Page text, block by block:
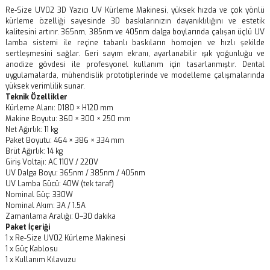
Re-Size UV02 3D Yazıcı UV Kürleme Makinesi, yüksek hızda ve çok yönlü
kürleme özelliği sayesinde 3D baskılarınızın dayanıklılığını ve estetik
kalitesini artırır. 365nm, 385nm ve 405nm dalga boylarında çalışan üçlü UV
lamba sistemi ile reçine tabanlı baskıların homojen ve hızlı şekilde
sertleşmesini sağlar. Geri sayım ekranı, ayarlanabilir ışık yoğunluğu ve
anodize gövdesi ile profesyonel kullanım için tasarlanmıştır. Dental
uygulamalarda, mühendislik prototiplerinde ve modelleme çalışmalarında
yüksek verimlilik sunar.
Teknik Özellikler
Kürleme Alanı: D180 × H120 mm
Makine Boyutu: 360 × 300 × 250 mm
Net Ağırlık: 11 kg
Paket Boyutu: 464 × 386 × 334 mm
Brüt Ağırlık: 14 kg
Giriş Voltajı: AC 110V / 220V
UV Dalga Boyu: 365nm / 385nm / 405nm
UV Lamba Gücü: 40W (tek taraf)
Nominal Güç: 330W
Nominal Akım: 3A / 1.5A
Zamanlama Aralığı: 0–30 dakika
Paket İçeriği
1 x Re-Size UV02 Kürleme Makinesi
1 x Güç Kablosu
1 x Kullanım Kılavuzu